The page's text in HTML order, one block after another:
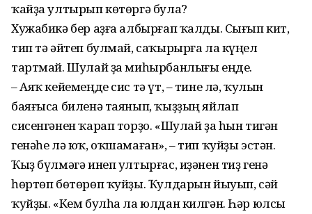
ҡайҙа ултырып көтөргә була?
Хужабикә бер аҙға албырғап ҡалды. Сығып кит,
тип тә әйтеп булмай, саҡырырға ла күңел
тартмай. Шулай ҙа миһырбанлығы еңде.
– Аяҡ кейемеңде сис тә үт, – тине лә, ҡулын
баяғыса биленә таянып, ҡыҙҙың яйлап
сисенгәнен ҡарап торҙо. «Шулай ҙа һын тигән
генәһе лә юҡ, оҡшамаған», – тип ҡуйҙы эстән.
Ҡыҙ бүлмәгә инеп ултырғас, иҙәнен тиҙ генә
һөртөп бөтөрөп ҡуйҙы. Ҡулдарын йыуып, сәй
ҡуйҙы. «Кем булһа ла юлдан килгән. Һәр юлсы